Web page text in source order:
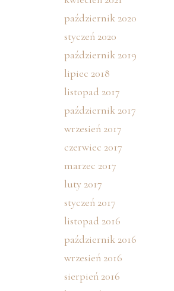
październik 2020
styczeń 2020
październik 2019
lipiec 2018
listopad 2017
październik 2017
wrzesień 2017
czerwiec 2017
marzec 2017
luty 2017
styczeń 2017
listopad 2016
październik 2016
wrzesień 2016
sierpień 2016